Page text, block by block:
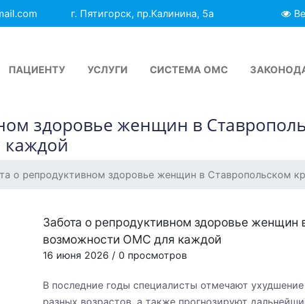
г. Пятигорск, пр.Калинина, 5а
ПАЦИЕНТУ УСЛУГИ СИСТЕМА ОМС
здоровье женщин в
о репродуктивном здоровье женщин в Ставропольском
Забота о репродуктивном здоровье женщин
возможности ОМС для каждой
16 июня 2026 / 0 просмотров
В последние годы специалисты отмечают
разных возрастов, а также прогнозируют